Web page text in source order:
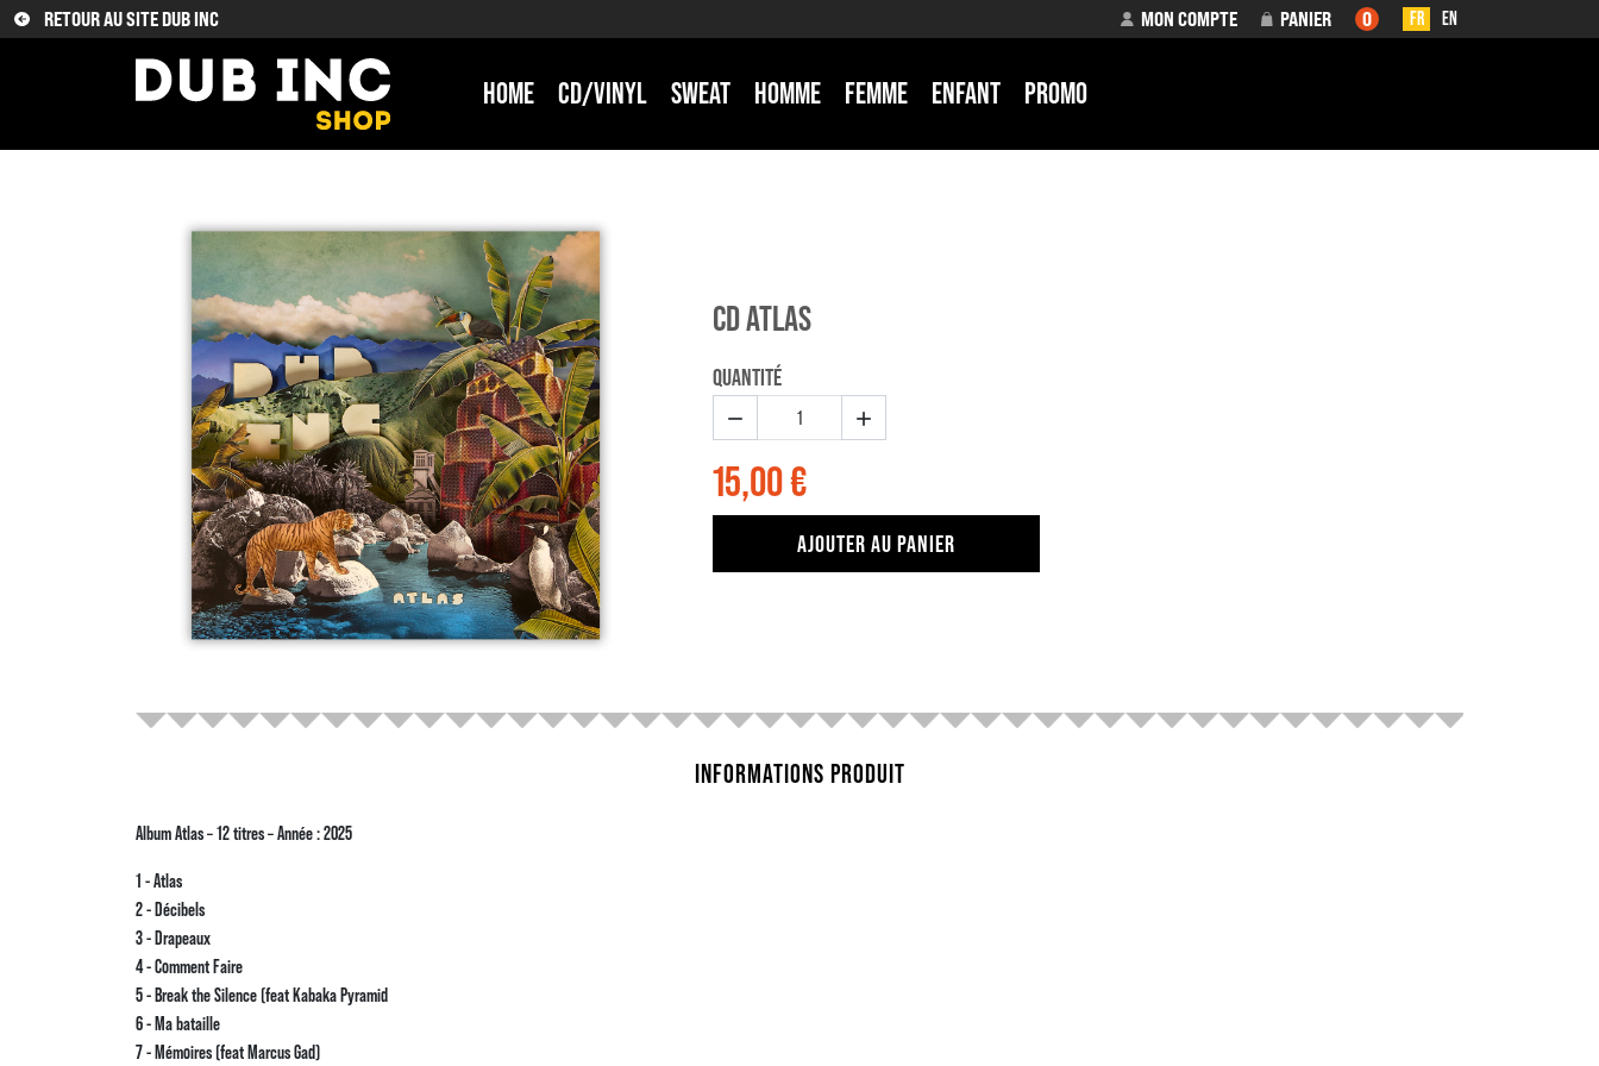
RETOUR AU SITE DUB INC MON COMPTE PANIER 0 FR EN
HOME CD/VINYL SWEAT HOMME FEMME ENFANT PROMO
CD ATLAS
QUANTITÉ
 
15,00 €
AJOUTER AU PANIER
INFORMATIONS PRODUIT
Album Atlas – 12 titres – Année : 2025
1 - Atlas
2 - Décibels
3 - Drapeaux
4 - Comment Faire
5 - Break the Silence (feat Kabaka Pyramid
6 - Ma bataille
7 - Mémoires (feat Marcus Gad)